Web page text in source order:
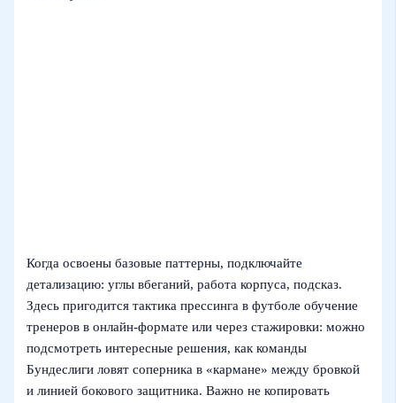
Когда освоены базовые паттерны, подключайте
детализацию: углы вбеганий, работа корпуса, подсказ.
Здесь пригодится тактика прессинга в футболе обучение
тренеров в онлайн‑формате или через стажировки: можно
подсмотреть интересные решения, как команды
Бундеслиги ловят соперника в «кармане» между бровкой
и линией бокового защитника. Важно не копировать